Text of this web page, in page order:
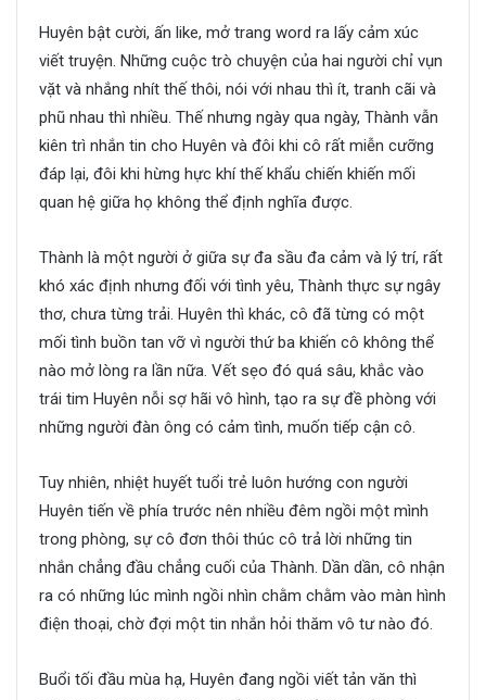
Huyên bật cười, ấn like, mở trang word ra lấy cảm xúc
viết truyện. Những cuộc trò chuyện của hai người chỉ vụn
vặt và nhắng nhít thế thôi, nói với nhau thì ít, tranh cãi và
phũ nhau thì nhiều. Thế nhưng ngày qua ngày, Thành vẫn
kiên trì nhắn tin cho Huyên và đôi khi cô rất miễn cưỡng
đáp lại, đôi khi hừng hực khí thế khẩu chiến khiến mối
quan hệ giữa họ không thể định nghĩa được.
Thành là một người ở giữa sự đa sầu đa cảm và lý trí, rất
khó xác định nhưng đối với tình yêu, Thành thực sự ngây
thơ, chưa từng trải. Huyên thì khác, cô đã từng có một
mối tình buồn tan vỡ vì người thứ ba khiến cô không thể
nào mở lòng ra lần nữa. Vết sẹo đó quá sâu, khắc vào
trái tim Huyên nỗi sợ hãi vô hình, tạo ra sự đề phòng với
những người đàn ông có cảm tình, muốn tiếp cận cô.
Tuy nhiên, nhiệt huyết tuổi trẻ luôn hướng con người
Huyên tiến về phía trước nên nhiều đêm ngồi một mình
trong phòng, sự cô đơn thôi thúc cô trả lời những tin
nhắn chẳng đầu chẳng cuối của Thành. Dần dần, cô nhận
ra có những lúc mình ngồi nhìn chằm chằm vào màn hình
điện thoại, chờ đợi một tin nhắn hỏi thăm vô tư nào đó.
Buổi tối đầu mùa hạ, Huyên đang ngồi viết tản văn thì